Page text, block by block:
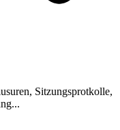
Sitzungsprotkolle,